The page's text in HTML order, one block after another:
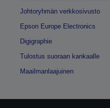
Johtoryhmän verkkosivusto
Epson Europe Electronics
Digigraphie
Tulostus suoraan kankaalle
Maailmanlaajuinen